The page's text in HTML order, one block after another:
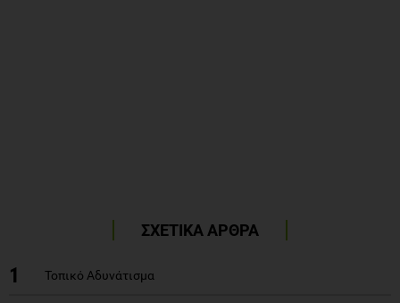
ΣΧΕΤΙΚΑ ΑΡΘΡΑ
1 Τοπικό Αδυνάτισμα